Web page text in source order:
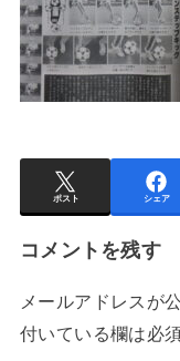
ポスト シェア
コメントを残す
メールアドレスが
付いている欄は必